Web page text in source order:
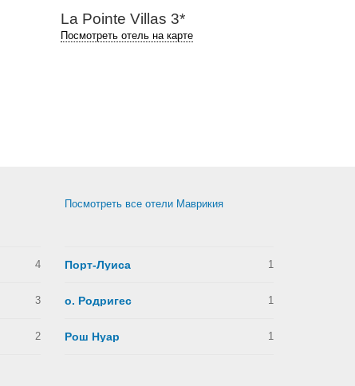
La Pointe Villas 3*
Посмотреть отель на карте
Посмотреть все отели Маврикия
4
3
2
Порт-Луиса 1
о. Родригес 1
Рош Нуар 1